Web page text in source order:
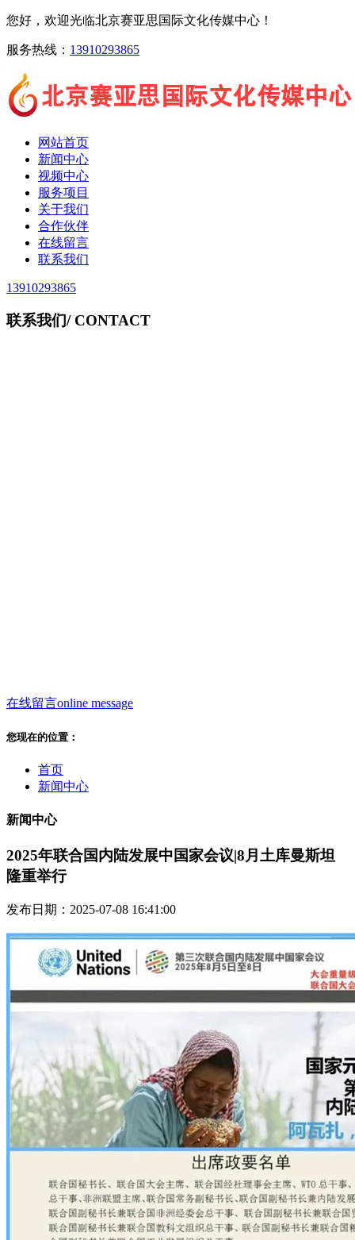
您好，欢迎光临北京赛亚思国际文化传媒中心！
服务热线： 13910293865
网站首页
新闻中心
视频中心
服务项目
关于我们
合作伙伴
在线留言
联系我们
13910293865
联系我们/ CONTACT
在线留言online message
您现在的位置：
首页
新闻中心
新闻中心
2025年联合国内陆发展中国家会议|8月土库曼斯坦
隆重举行
发布日期：2025-07-08 16:41:00